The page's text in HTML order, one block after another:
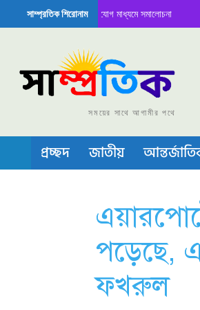
সাম্প্রতিক শিরোনাম
নিয়ে সামাজিক যোগাযোগ মাধ্যমে সমালোচনা
বা চীপ তৈরিতে নিজের শক্ত অবস্থান জানান দিচ্ছে চীন
সময়ের সাথে আগামীর পথে
প্রচ্ছদ জাতীয়
পড়েছে,
ফখরুল